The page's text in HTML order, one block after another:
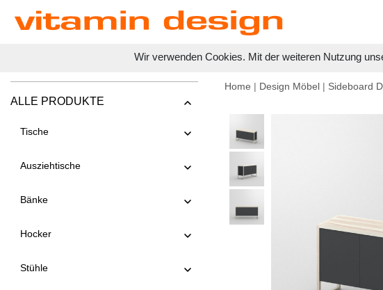
Wir verwenden Cookies. Mit der weiteren Nutzung
ALLE PRODUKTE
Tische
Ausziehtische
Bänke
Hocker
Stühle
Home | Design Möbel | Sideboard